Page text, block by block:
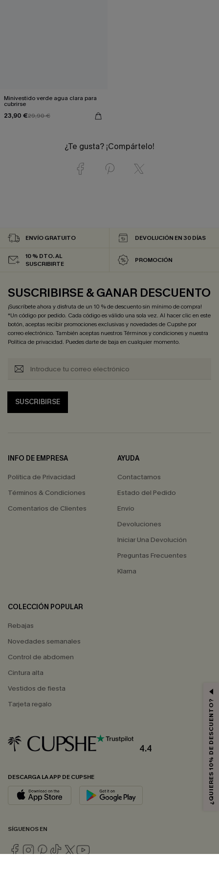
Minivestido verde agua clara para
cubrirse
23,90 €29,90 €
¿Te gusta? ¡Compártelo!
ENVÍO GRATUITO DEVOLUCIÓN EN 30 DÍAS
10 % DTO. AL
SUSCRIBIRTE
PROMOCIÓN
SUSCRIBIRSE & GANAR DESCUENTO
¡Suscríbete ahora y disfruta de un 10 % de descuento sin mínimo de compra!
*Un código por pedido. Cada código es válido una sola vez. Al hacer clic en este
botón, aceptas recibir promociones exclusivas y novedades de Cupshe por
correo electrónico. También aceptas nuestrosTérminos y condicionesy nuestra
Política de privacidad. Puedes darte de baja en cualquier momento.
SUSCRIBIRSE
INFO DE EMPRESA
Política de Privacidad
Términos & Condiciones
Comentarios de Clientes
AYUDA
Contactarnos
Estado del Pedido
Envío
Devoluciones
Iniciar Una Devolución
Preguntas Frecuentes
Klarna
COLECCIÓN POPULAR
Rebajas
Novedades semanales
Control de abdomen
Cintura alta
Vestidos de fiesta
Tarjeta regalo
4.4
DESCARGA LA APP DE CUPSHE
SÍGUENOS EN
¿QUIERES 10% DE DESCUENTO?